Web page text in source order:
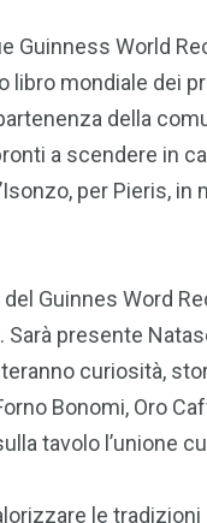
Guinness World
mondiale dei
della
a scendere in
per Pieris, in
Guinnes Word
presente
curiosità,
Bonomi, Oro
tavolo l’unione
le